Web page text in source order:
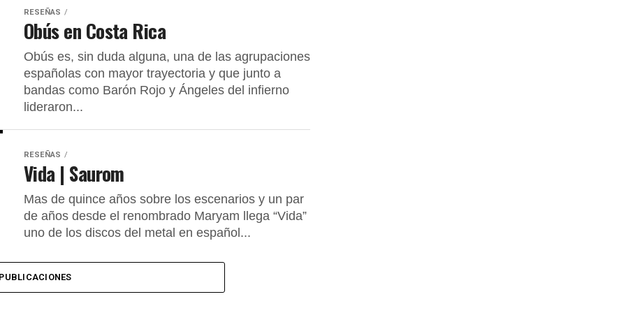
RESEÑAS
Obús en Costa Rica
Obús es, sin duda alguna, una de las agrupaciones
españolas con mayor trayectoria y que junto a
bandas como Barón Rojo y Ángeles del infierno
lideraron...
RESEÑAS
Vida | Saurom
Mas de quince años sobre los escenarios y un par
de años desde el renombrado Maryam llega “Vida”
uno de los discos del metal en español...